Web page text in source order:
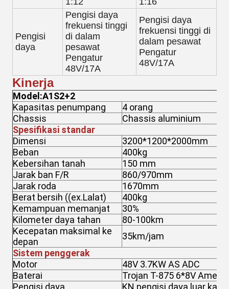
Pengisi
daya
Pengisi daya
frekuensi tinggi
di dalam
pesawat
Pengatur
48V/17A
Pengisi daya
frekuensi tinggi di
dalam pesawat
Pengatur
48V/17A
Kinerja
Model:A1S2+2
Kapasitas penumpang
4 orang
Chassis
Chassis aluminium
Spesifikasi standar
Dimensi
3200*1200*2000mm
Beban
400kg
Kebersihan tanah
150 mm
Jarak ban F/R
860/970mm
Jarak roda
1670mm
Berat bersih ((ex.Lalat)
400kg
Kemampuan memanjat
30%
Kilometer daya tahan
80-100km
Kecepatan maksimal ke
depan
35km/jam
Sistem penggerak
Motor
48V 3.7KW AS ADC
Baterai
Trojan T-875 6*8V
Pengisi daya
KN pengisi daya luar kapal